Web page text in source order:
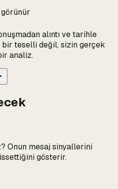
görünür
alıntı ve tarihle
bir teselli değil, sizin gerçek
analiz.
Onun mesaj sinyallerini
gösterir.